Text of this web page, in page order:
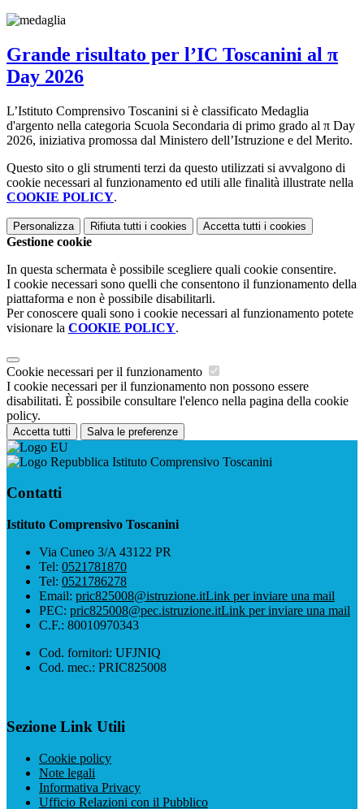
Grande risultato per l’IC Toscanini al π
Day 2026
L’Istituto Comprensivo Toscanini si è classificato Medaglia
d'argento nella categoria Scuola Secondaria di primo grado al π Day
2026, iniziativa promossa dal Ministero dell’Istruzione e del Merito.
Questo sito o gli strumenti terzi da questo utilizzati si avvalgono di
cookie necessari al funzionamento ed utili alle finalità illustrate nella
COOKIE POLICY.
Personalizza Rifiuta tutti i cookies Accetta tutti i cookies
Gestione cookie
In questa schermata è possibile scegliere quali cookie consentire.
I cookie necessari sono quelli che consentono il funzionamento della
piattaforma e non è possibile disabilitarli.
Per conoscere quali sono i cookie necessari al funzionamento potete
visionare la COOKIE POLICY.
Cookie necessari per il funzionamento
I cookie necessari per il funzionamento non possono essere
disabilitati. È possibile consultare l'elenco nella pagina della cookie
policy.
Accetta tutti Salva le preferenze
Istituto Comprensivo Toscanini
Contatti
Istituto Comprensivo Toscanini
Via Cuneo 3/A 43122 PR
Tel: 0521781870
Tel: 0521786278
Email: pric825008@istruzione.itLink per inviare una mail
PEC: pric825008@pec.istruzione.itLink per inviare una mail
C.F.: 80010970343
Cod. fornitori: UFJNIQ
Cod. mec.: PRIC825008
Sezione Link Utili
Cookie policy
Note legali
Informativa Privacy
Ufficio Relazioni con il Pubblico